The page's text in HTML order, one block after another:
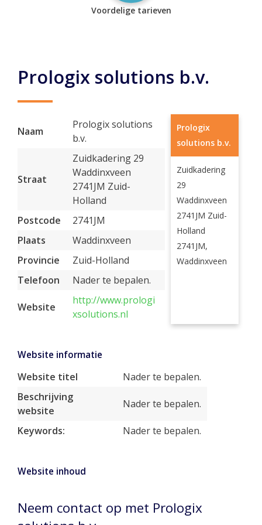
Voordelige tarieven
Prologix solutions b.v.
Naam
Prologix solutions
b.v.
Straat
Zuidkadering 29
Waddinxveen
2741JM Zuid-
Holland
Postcode
2741JM
Plaats
Waddinxveen
Provincie
Zuid-Holland
Telefoon
Nader te bepalen.
Website
http://www.prologi
xsolutions.nl
Prologix
solutions b.v.
Zuidkadering
29
Waddinxveen
2741JM Zuid-
Holland
2741JM,
Waddinxveen
Website informatie
Website titel
Nader te bepalen.
Beschrijving
website
Nader te bepalen.
Keywords: Nader te bepalen.
Website inhoud
Neem contact op met Prologix